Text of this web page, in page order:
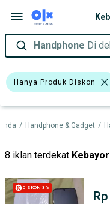
Handphone Di
Hanya Produk Diskon
/ Handphone & Gadget /
8 iklan terdekat
DISKON 3%